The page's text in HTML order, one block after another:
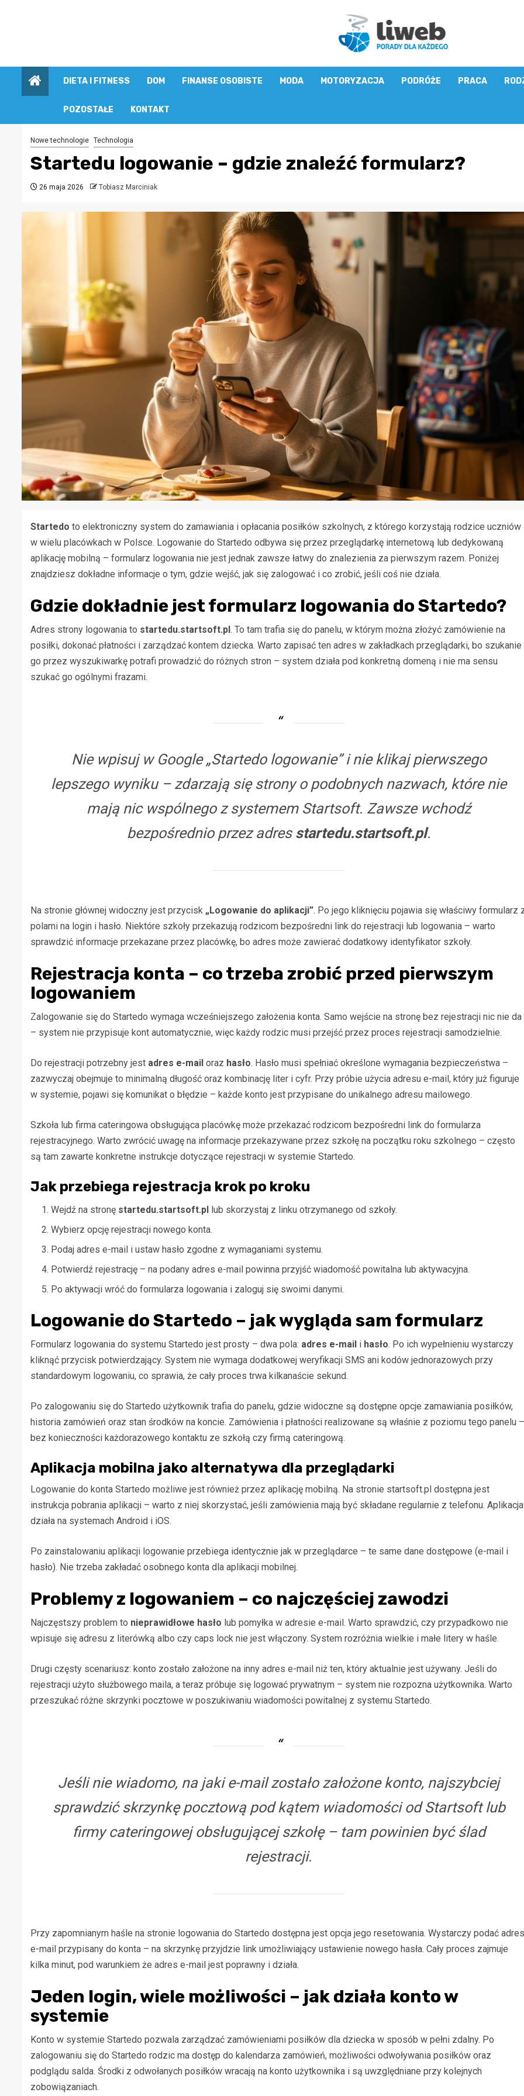
DIETA I FITNESS DOM FINANSE OSOBISTE MODA MOTORYZACJA PODRÓŻE PRACA
POZOSTAŁE KONTAKT
Nowe technologie Technologia
Startedu logowanie – gdzie znaleźć formularz?
26 maja 2026 Tobiasz Marciniak
Startedo to elektroniczny system do zamawiania i opłacania posiłków szkolnych, z którego korzystają rodzice uczniów
w wielu placówkach w Polsce. Logowanie do Startedo odbywa się przez przeglądarkę internetową lub dedykowaną
aplikację mobilną – formularz logowania nie jest jednak zawsze łatwy do znalezienia za pierwszym razem. Poniżej
znajdziesz dokładne informacje o tym, gdzie wejść, jak się zalogować i co zrobić, jeśli coś nie działa.
Gdzie dokładnie jest formularz logowania do Startedo?
Adres strony logowania to startedu.startsoft.pl . To tam trafia się do panelu, w którym można złożyć zamówienie na
posiłki, dokonać płatności i zarządzać kontem dziecka. Warto zapisać ten adres w zakładkach przeglądarki, bo szukanie
go przez wyszukiwarkę potrafi prowadzić do różnych stron – system działa pod konkretną domeną i nie ma sensu
szukać go ogólnymi frazami.
Nie wpisuj w Google „Startedo logowanie” i nie klikaj pierwszego
lepszego wyniku – zdarzają się strony o podobnych nazwach, które nie
mają nic wspólnego z systemem Startsoft. Zawsze wchodź
bezpośrednio przez adres startedu.startsoft.pl.
Na stronie głównej widoczny jest przycisk „Logowanie do aplikacji”. Po jego kliknięciu pojawia się właściwy formularz
polami na login i hasło. Niektóre szkoły przekazują rodzicom bezpośredni link do rejestracji lub logowania – warto
sprawdzić informacje przekazane przez placówkę, bo adres może zawierać dodatkowy identyfikator szkoły.
Rejestracja konta – co trzeba zrobić przed pierwszym
logowaniem
Zalogowanie się do Startedo wymaga wcześniejszego założenia konta. Samo wejście na stronę bez rejestracji nic nie da
– system nie przypisuje kont automatycznie, więc każdy rodzic musi przejść przez proces rejestracji samodzielnie.
Do rejestracji potrzebny jest adres e-mail oraz hasło. Hasło musi spełniać określone wymagania bezpieczeństwa –
zazwyczaj obejmuje to minimalną długość oraz kombinację liter i cyfr. Przy próbie użycia adresu e-mail, który już figuruje
w systemie, pojawi się komunikat o błędzie – każde konto jest przypisane do unikalnego adresu mailowego.
Szkoła lub firma cateringowa obsługująca placówkę może przekazać rodzicom bezpośredni link do formularza
rejestracyjnego. Warto zwrócić uwagę na informacje przekazywane przez szkołę na początku roku szkolnego – często
są tam zawarte konkretne instrukcje dotyczące rejestracji w systemie Startedo.
Jak przebiega rejestracja krok po kroku
Wejdź na stronę startedu.startsoft.pl lub skorzystaj z linku otrzymanego od szkoły.
Wybierz opcję rejestracji nowego konta.
Podaj adres e-mail i ustaw hasło zgodne z wymaganiami systemu.
Potwierdź rejestrację – na podany adres e-mail powinna przyjść wiadomość powitalna lub aktywacyjna.
Po aktywacji wróć do formularza logowania i zaloguj się swoimi danymi.
Logowanie do Startedo – jak wygląda sam formularz
Formularz logowania do systemu Startedo jest prosty – dwa pola: adres e-mail i hasło. Po ich wypełnieniu wystarczy
kliknąć przycisk potwierdzający. System nie wymaga dodatkowej weryfikacji SMS ani kodów jednorazowych przy
standardowym logowaniu, co sprawia, że cały proces trwa kilkanaście sekund.
Po zalogowaniu się do Startedo użytkownik trafia do panelu, gdzie widoczne są dostępne opcje zamawiania posiłków,
historia zamówień oraz stan środków na koncie. Zamówienia i płatności realizowane są właśnie z poziomu tego panelu –
bez konieczności każdorazowego kontaktu ze szkołą czy firmą cateringową.
Aplikacja mobilna jako alternatywa dla przeglądarki
Logowanie do konta Startedo możliwe jest również przez aplikację mobilną. Na stronie startsoft.pl dostępna jest
instrukcja pobrania aplikacji – warto z niej skorzystać, jeśli zamówienia mają być składane regularnie z telefonu. Aplikacja
działa na systemach Android i iOS.
Po zainstalowaniu aplikacji logowanie przebiega identycznie jak w przeglądarce – te same dane dostępowe (e-mail i
hasło). Nie trzeba zakładać osobnego konta dla aplikacji mobilnej.
Problemy z logowaniem – co najczęściej zawodzi
Najczęstszy problem to nieprawidłowe hasło lub pomyłka w adresie e-mail. Warto sprawdzić, czy przypadkowo nie
wpisuje się adresu z literówką albo czy caps lock nie jest włączony. System rozróżnia wielkie i małe litery w haśle.
Drugi częsty scenariusz: konto zostało założone na inny adres e-mail niż ten, który aktualnie jest używany. Jeśli do
rejestracji użyto służbowego maila, a teraz próbuje się logować prywatnym – system nie rozpozna użytkownika. Warto
przeszukać różne skrzynki pocztowe w poszukiwaniu wiadomości powitalnej z systemu Startedo.
Jeśli nie wiadomo, na jaki e-mail zostało założone konto, najszybciej
sprawdzić skrzynkę pocztową pod kątem wiadomości od Startsoft lub
firmy cateringowej obsługującej szkołę – tam powinien być ślad
rejestracji.
Przy zapomnianym haśle na stronie logowania do Startedo dostępna jest opcja jego resetowania. Wystarczy podać adres
e-mail przypisany do konta – na skrzynkę przyjdzie link umożliwiający ustawienie nowego hasła. Cały proces zajmuje
kilka minut, pod warunkiem że adres e-mail jest poprawny i działa.
Jeden login, wiele możliwości – jak działa konto w
systemie
Konto w systemie Startedo pozwala zarządzać zamówieniami posiłków dla dziecka w sposób w pełni zdalny. Po
zalogowaniu się do Startedo rodzic ma dostęp do kalendarza zamówień, możliwości odwoływania posiłków oraz
podglądu salda. Środki z odwołanych posiłków wracają na konto użytkownika i są uwzględniane przy kolejnych
zobowiązaniach.